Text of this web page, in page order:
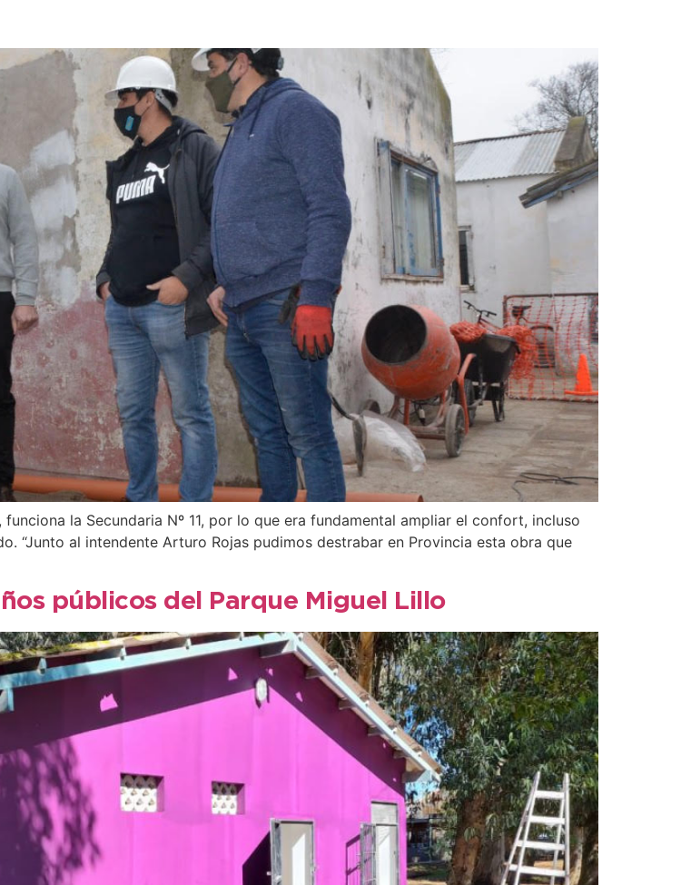
la Secundaria Nº 11, por lo que era fundamental ampliar el confort, incluso
“Junto al intendente Arturo Rojas pudimos destrabar en Provincia esta obra que
públicos del Parque Miguel Lillo